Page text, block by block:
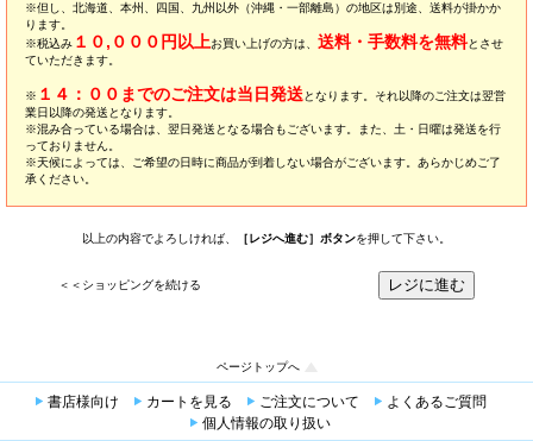
※但し、北海道、本州、四国、九州以外（沖縄・一部離島）の地区は別途、送料が掛かか
ります。
※税込み １０,０００円以上お買い上げの方は、 送料・手数料を無料とさせ
ていただきます。
※ １４：００までのご注文は当日発送となります。それ以降のご注文は翌営
業日以降の発送となります。
※混み合っている場合は、翌日発送となる場合もございます。また、土・日曜は発送を行
っておりません。
※天候によっては、ご希望の日時に商品が到着しない場合がございます。あらかじめご了
承ください。
以上の内容でよろしければ、 ［レジへ進む］ボタンを押して下さい。
＜＜ショッピングを続ける
ページトップへ
書店様向け カートを見る ご注文について
よくあるご質問
個人情報の取り扱い